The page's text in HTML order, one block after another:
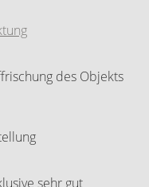
des Objekts
sehr gut